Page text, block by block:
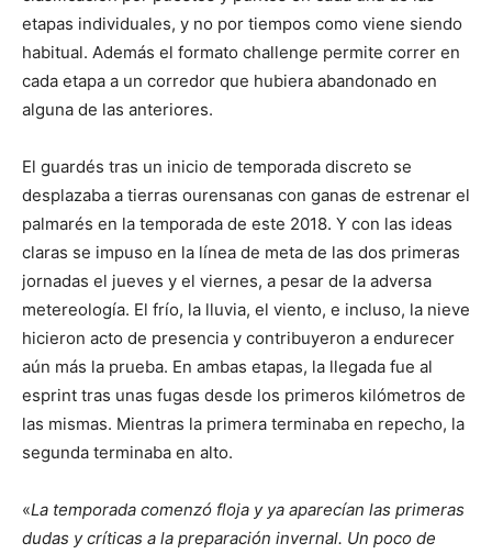
etapas individuales, y no por tiempos como viene siendo
habitual. Además el formato challenge permite correr en
cada etapa a un corredor que hubiera abandonado en
alguna de las anteriores.
El guardés tras un inicio de temporada discreto se
desplazaba a tierras ourensanas con ganas de estrenar el
palmarés en la temporada de este 2018. Y con las ideas
claras se impuso en la línea de meta de las dos primeras
jornadas el jueves y el viernes, a pesar de la adversa
metereología. El frío, la lluvia, el viento, e incluso, la nieve
hicieron acto de presencia y contribuyeron a endurecer
aún más la prueba. En ambas etapas, la llegada fue al
esprint tras unas fugas desde los primeros kilómetros de
las mismas. Mientras la primera terminaba en repecho, la
segunda terminaba en alto.
«La temporada comenzó floja y ya aparecían las primeras
dudas y críticas a la preparación invernal. Un poco de